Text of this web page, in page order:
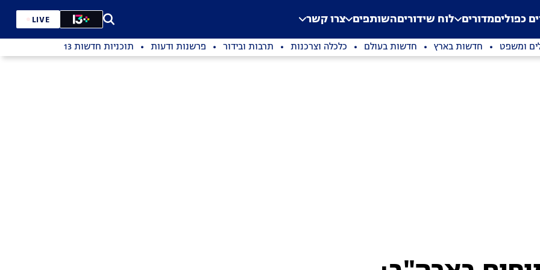
Application error: a
. כפוליםמדורים לוח שידוריםהשותפים צרו קשר LIVE
ומשפט חדשות בארץ חדשות בעולם כלכלה וצרכנות תרבות ובידור פרשנות ודעות תוכניות חדשות 13